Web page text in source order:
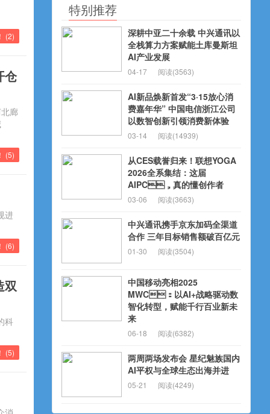
(2)
仓
北廊
(5)
进
(6)
双
科
(5)
特别推荐
深耕中亚二十余载 中兴通讯以
全栈算力方案赋能土库曼斯坦
AI产业发展
04-17 阅读(3563)
AI新品焕新首发“3·15放心消
费嘉年华” 中国电信浙江公司
以数智创新引领消费新体验
03-14 阅读(14939)
从CES载誉归来！联想YOGA
2026全系集结：这届
AIPC，真的懂创作者
03-06 阅读(3663)
中兴通讯携手京东加码全渠道
合作 三年目标销售额破百亿元
01-30 阅读(3504)
中国移动亮相2025
MWC：以AI+战略驱动数
智化转型，赋能千行百业新未
来
06-18 阅读(6382)
两周两场发布会 星纪魅族国内
AI平权与全球生态出海并进
05-21 阅读(4249)